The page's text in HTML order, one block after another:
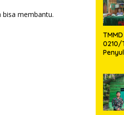
bisa membantu.
0210/